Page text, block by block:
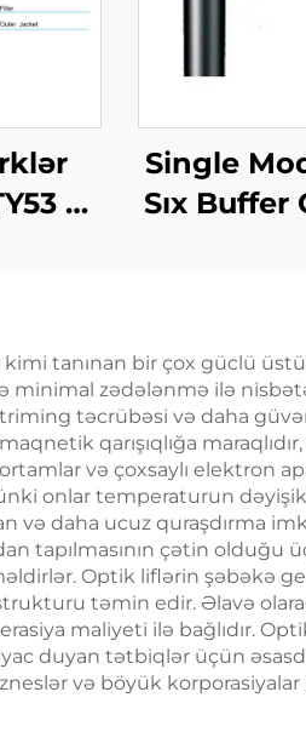
&
Single
Sıx
tanınan bir çox güclü
zədələnmə ilə
təcrübəsi və daha
qarışıqlığa
və çoxsaylı elektron
onlar temperaturun
və daha ucuz quraşdırma
tapılmasının çətin
Optik liflərin şəbəkə
təmin edir. Əlavə
maliyeti ilə bağlıdır.
duyan tətbiqlər üçün
və böyük